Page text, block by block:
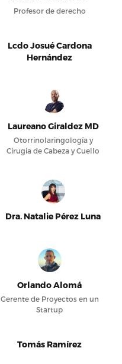
Profesor de derecho
Lcdo Josué Cardona
Hernández
Laureano Giraldez MD
Otorrinolaringología y
Cirugía de Cabeza y Cuello
Dra. Natalie Pérez Luna
Orlando Alomá
Gerente de Proyectos en un
Startup
Tomás Ramírez